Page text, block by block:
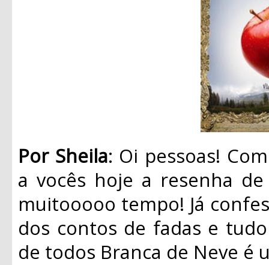
Por Sheila: Oi pessoas!
a vocês hoje a resenha
muitooooo tempo! Já
dos contos de fadas e
de todos Branca de Neve é